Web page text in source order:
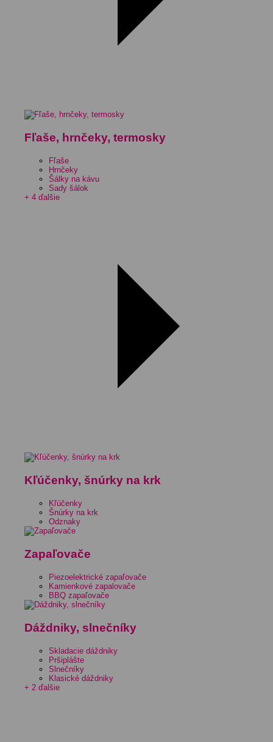
Fľaše, hrnčeky, termosky
Fľaše
Hrnčeky
Šálky na kávu
Sady šálok
+ 4 ďalšie
Kľúčenky, šnúrky na krk
Kľúčenky
Šnúrky na krk
Odznaky
Zapaľovače
Piezoelektrické zapaľovače
Kamienkové zapalovače
BBQ zapaľovače
Dáždniky, slnečníky
Skladacie dáždniky
Pršiplášte
Slnečníky
Klasické dáždniky
+ 2 ďalšie